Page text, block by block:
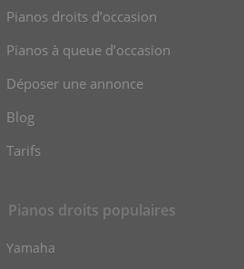
Pianos droits d’occasion
Pianos à queue d’occasion
Déposer une annonce
Blog
Tarifs
Pianos droits populaires
Yamaha